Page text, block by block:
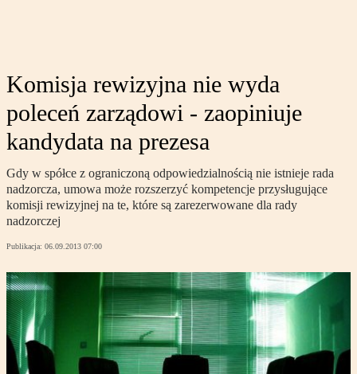
Komisja rewizyjna nie wyda
poleceń zarządowi - zaopiniuje
kandydata na prezesa
Gdy w spółce z ograniczoną odpowiedzialnością nie istnieje rada
nadzorcza, umowa może rozszerzyć kompetencje przysługujące
komisji rewizyjnej na te, które są zarezerwowane dla rady
nadzorczej
Publikacja: 06.09.2013 07:00